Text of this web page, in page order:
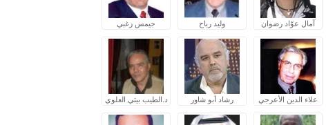
آمال عوّاد رضوان وليد رباح جيمس زغبي
علاء الدين الأعرجي رشاد أبو شاور د.الطيب بيتي العلوي